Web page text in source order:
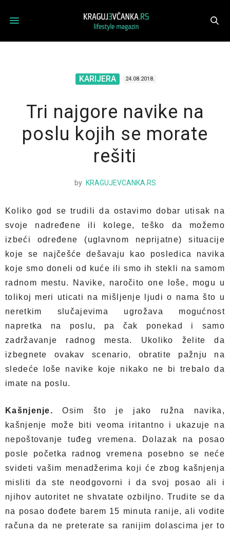
KARIJERA 24.08.2018.
Tri najgore navike na
poslu kojih se morate
rešiti
by KRAGUJEVCANKA.RS
Koliko god se trudili da ostavimo dobar utisak na
svoje nadređene ili kolege, teško da možemo
izbeći određene (uglavnom neprijatne) situacije
koje se najčešće dešavaju kao posledica navika
koje smo doneli od kuće ili smo ih stekli na samom
radnom mestu. Navike, naročito one loše, mogu u
tolikoj meri uticati na mišljenje ljudi o nama što u
neretkim slučajevima ugrožava mogućnost
napretka na poslu, pa čak ponekad i samo
zadržavanje radnog mesta. Ukoliko želite da
izbegnete ovakav scenario, obratite pažnju na
sledeće loše navike koje nikako ne bi trebalo da
imate na poslu.
Kašnjenje.Osim što je jako ružna navika,
kašnjenje može biti veoma iritantno i ukazuje na
nepoštovanje tuđeg vremena. Dolazak na posao
posle početka radnog vremena posebno se neće
svideti vašim menadžerima koji će zbog kašnjenja
misliti da ste neodgovorni i da svoj posao ali i
njihov autoritet ne shvatate ozbiljno. Trudite se da
na posao dođete barem 15 minuta ranije, ali vodite
računa da ne preterate sa ranijim dolascima jer to